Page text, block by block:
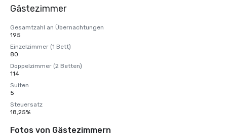
Gästezimmer
Gesamtzahl an Übernachtungen
195
Einzelzimmer (1 Bett)
80
Doppelzimmer (2 Betten)
114
Suiten
5
Steuersatz
18,25%
Fotos von Gästezimmern